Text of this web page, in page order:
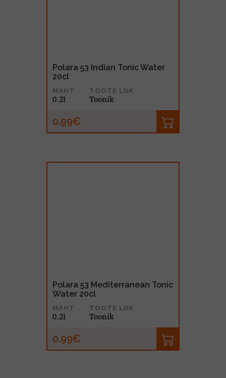
Polara 53 Indian Tonic Water
20cl
MAHT
0.2l
TOOTE LIIK
Toonik
0.99€
Polara 53 Mediterranean Tonic
Water 20cl
MAHT
0.2l
TOOTE LIIK
Toonik
0.99€